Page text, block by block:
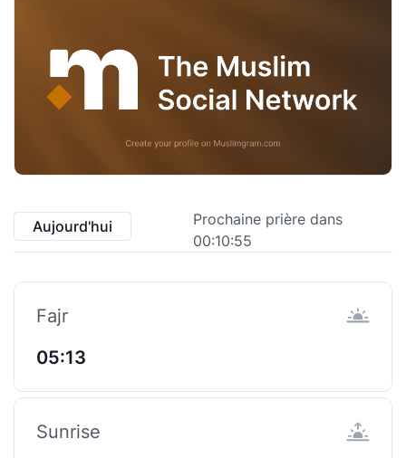
Aujourd'hui
Prochaine prière dans
00:10:55
Fajr
05:13
Sunrise